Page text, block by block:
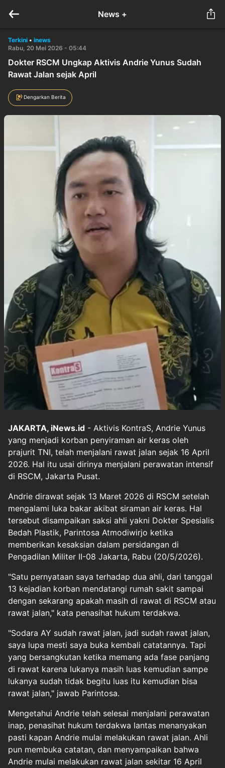
News +
Terkini • inews
Rabu, 20 Mei 2026 - 05:44
Dokter RSCM Ungkap Aktivis Andrie Yunus Sudah
Rawat Jalan sejak April
Dengarkan Berita
JAKARTA, iNews.id - Aktivis KontraS, Andrie Yunus
yang menjadi korban penyiraman air keras oleh
prajurit TNI, telah menjalani rawat jalan sejak 16 April
2026. Hal itu usai dirinya menjalani perawatan intensif
di RSCM, Jakarta Pusat.
Andrie dirawat sejak 13 Maret 2026 di RSCM setelah
mengalami luka bakar akibat siraman air keras. Hal
tersebut disampaikan saksi ahli yakni Dokter Spesialis
Bedah Plastik, Parintosa Atmodiwirjo ketika
memberikan kesaksian dalam persidangan di
Pengadilan Militer II-08 Jakarta, Rabu (20/5/2026).
"Satu pernyataan saya terhadap dua ahli, dari tanggal
13 kejadian korban mendatangi rumah sakit sampai
dengan sekarang apakah masih di rawat di RSCM atau
rawat jalan," kata penasihat hukum terdakwa.
"Sodara AY sudah rawat jalan, jadi sudah rawat jalan,
saya lupa mesti saya buka kembali catatannya. Tapi
yang bersangkutan ketika memang ada fase panjang
di rawat karena lukanya masih luas kemudian sampe
lukanya sudah tidak begitu luas itu kemudian bisa
rawat jalan," jawab Parintosa.
Mengetahui Andrie telah selesai menjalani perawatan
inap, penasihat hukum terdakwa lantas menanyakan
pasti kapan Andrie mulai melakukan rawat jalan. Ahli
pun membuka catatan, dan menyampaikan bahwa
Andrie mulai melakukan rawat jalan sekitar 16 April